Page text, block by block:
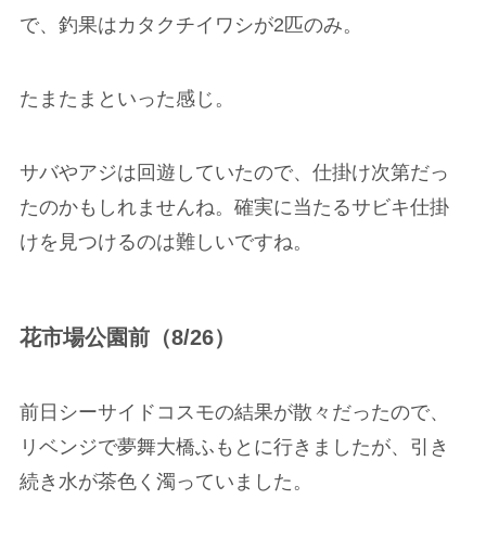
で、釣果はカタクチイワシが2匹のみ。
たまたまといった感じ。
サバやアジは回遊していたので、仕掛け次第だっ
たのかもしれませんね。確実に当たるサビキ仕掛
けを見つけるのは難しいですね。
花市場公園前（8/26）
前日シーサイドコスモの結果が散々だったので、
リベンジで夢舞大橋ふもとに行きましたが、引き
続き水が茶色く濁っていました。